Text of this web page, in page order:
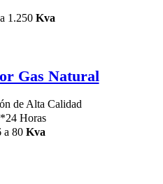
1.250 Kva
Gas Natural
de Alta Calidad
Horas
a 80 Kva